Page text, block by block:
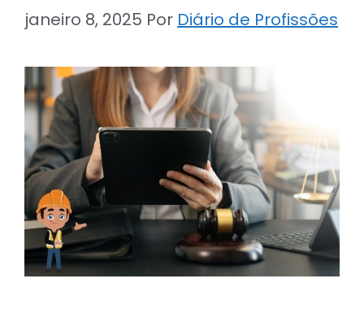
janeiro 8, 2025 Por Diário de Profissões